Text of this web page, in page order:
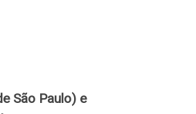
São Paulo) e